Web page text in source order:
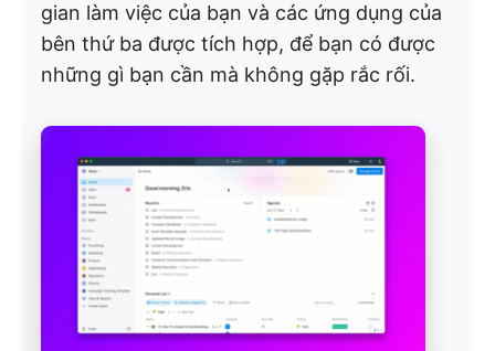
gian làm việc của bạn và các ứng dụng của
bên thứ ba được tích hợp, để bạn có được
những gì bạn cần mà không gặp rắc rối.